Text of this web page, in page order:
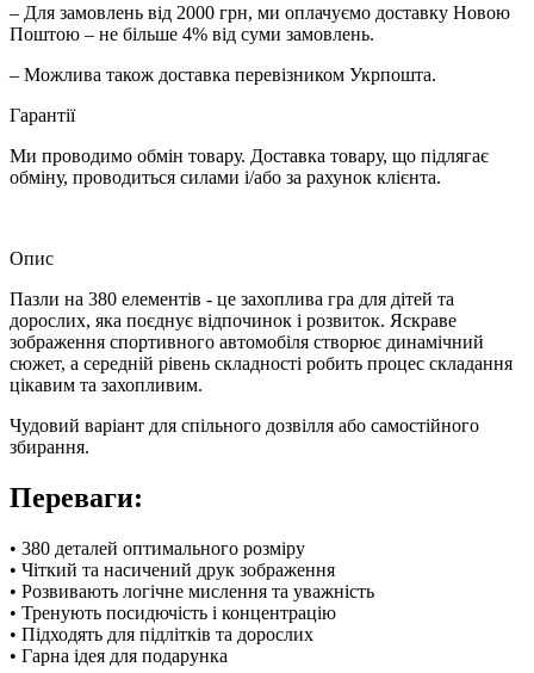
– Для замовлень від 2000 грн, ми оплачуємо доставку Новою
Поштою – не більше 4% від суми замовлень.
– Можлива також доставка перевізником Укрпошта.
Гарантії
Ми проводимо обмін товару. Доставка товару, що підлягає
обміну, проводиться силами і/або за рахунок клієнта.
Опис
Пазли на 380 елементів - це захоплива гра для дітей та
дорослих, яка поєднує відпочинок і розвиток. Яскраве
зображення спортивного автомобіля створює динамічний
сюжет, а середній рівень складності робить процес складання
цікавим та захопливим.
Чудовий варіант для спільного дозвілля або самостійного
збирання.
Переваги:
• 380 деталей оптимального розміру
• Чіткий та насичений друк зображення
• Розвивають логічне мислення та уважність
• Тренують посидючість і концентрацію
• Підходять для підлітків та дорослих
• Гарна ідея для подарунка